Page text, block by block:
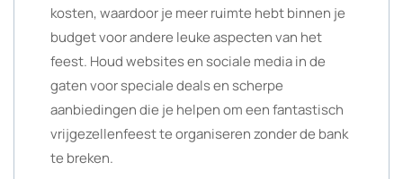
kosten, waardoor je meer ruimte hebt binnen je
budget voor andere leuke aspecten van het
feest. Houd websites en sociale media in de
gaten voor speciale deals en scherpe
aanbiedingen die je helpen om een fantastisch
vrijgezellenfeest te organiseren zonder de bank
te breken.